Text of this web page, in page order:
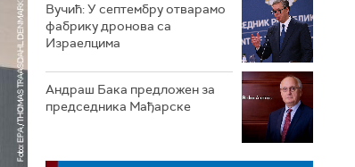
Вучић: У септембру отварамо
фабрику дронова са
Израелцима
Андраш Бакa предложен за
председника Мађарске